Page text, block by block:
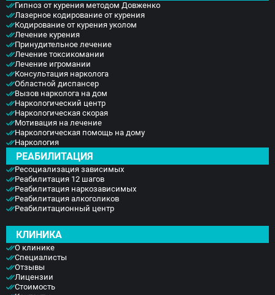
Гипноз от курения методом Довженко
Лазерное кодирование от курения
Кодирование от курения уколом
Лечение курения
Принудительное лечение
Лечение токсикомании
Лечение игромании
Консультация нарколога
Областной диспансер
Вызов нарколога на дом
Наркологический центр
Наркологическая скорая
Мотивация на лечение
Наркологическая помощь на дому
Наркология
РЕАБИЛИТАЦИЯ
Ресоциализация зависимых
Реабилитация 12 шагов
Реабилитация наркозависимых
Реабилитация алкоголиков
Реабилитационный центр
КЛИНИКА
О клинике
Специалисты
Отзывы
Лицензии
Стоимость